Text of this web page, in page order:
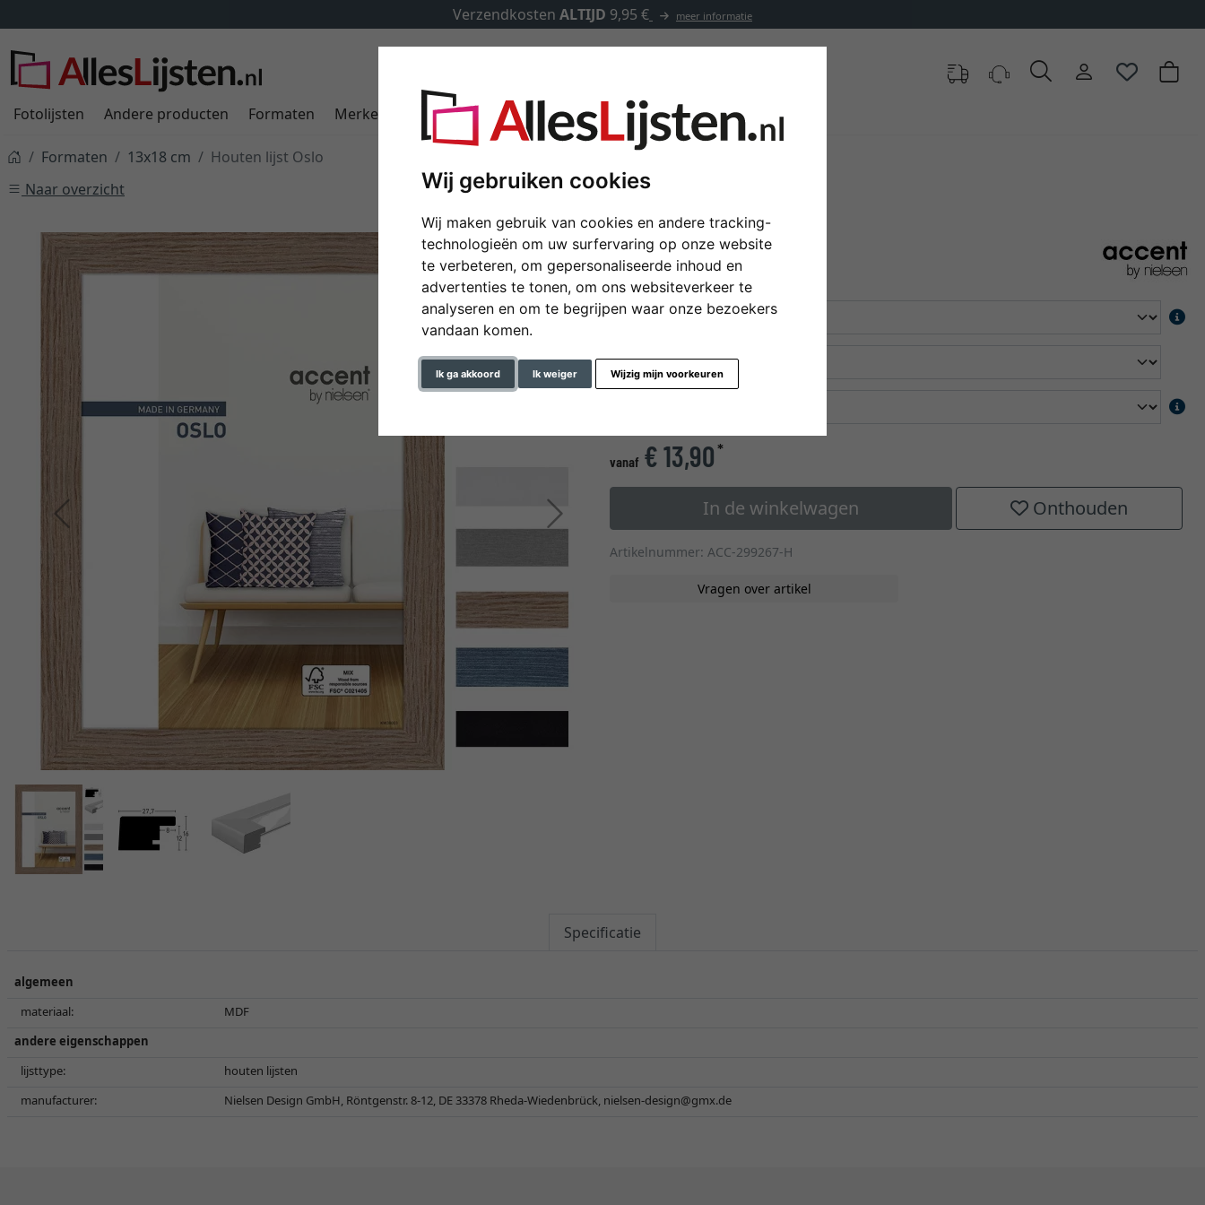
Wij gebruiken cookies
Wij maken gebruik van cookies en andere tracking-
technologieën om uw surfervaring op onze website
te verbeteren, om gepersonaliseerde inhoud en
advertenties te tonen, om ons websiteverkeer te
analyseren en om te begrijpen waar onze bezoekers
vandaan komen.
Ik ga akkoord Ik weiger Wijzig mijn voorkeuren
Verzendkosten ALTIJD 9,95 € meer informatie
Fotolijsten Andere producten Formaten Merken Lijsten op maat Passe-partouts Toebehoren
Formaten 13x18 cm
Houten lijst Oslo
Naar overzicht
Terug Verder
Houten lijst Oslo
formaat
kleur
vanaf € 13,90*
In de winkelwagen Onthouden
Artikelnummer: ACC-299267-H
Vragen over artikel
Specificatie
algemeen
materiaal:
MDF
andere eigenschappen
lijsttype:
houten lijsten
manufacturer:
Nielsen Design GmbH, Röntgenstr. 8-12, DE 33378 Rheda-Wiedenbrück, nielsen-design@gmx.de